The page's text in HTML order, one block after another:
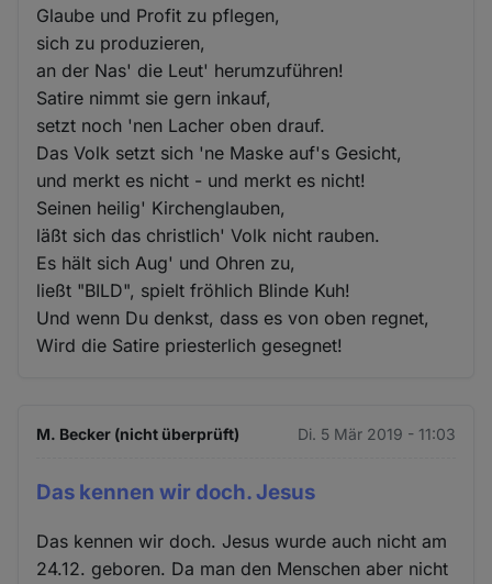
Glaube und Profit zu pflegen,
sich zu produzieren,
an der Nas' die Leut' herumzuführen!
Satire nimmt sie gern inkauf,
setzt noch 'nen Lacher oben drauf.
Das Volk setzt sich 'ne Maske auf's Gesicht,
und merkt es nicht - und merkt es nicht!
Seinen heilig' Kirchenglauben,
läßt sich das christlich' Volk nicht rauben.
Es hält sich Aug' und Ohren zu,
ließt "BILD", spielt fröhlich Blinde Kuh!
Und wenn Du denkst, dass es von oben regnet,
Wird die Satire priesterlich gesegnet!
M. Becker (nicht überprüft) Di. 5 Mär 2019 - 11:03
Das kennen wir doch. Jesus
Das kennen wir doch. Jesus wurde auch nicht am
24.12. geboren. Da man den Menschen aber nicht